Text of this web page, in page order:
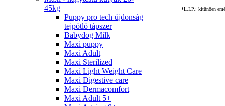
45kg
Puppy pro tech újdonság
tejpótló tápszer
Babydog Milk
Maxi puppy
Maxi Adult
Maxi Sterilized
Maxi Light Weight Care
Maxi Digestive care
Maxi Dermacomfort
Maxi Adult 5+
*L.I.P.: kitűnően